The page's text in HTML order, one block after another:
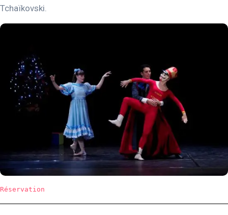
Tchaïkovski.
Réservation